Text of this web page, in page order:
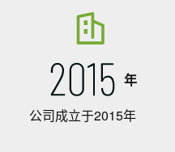
年
公司成立于2015年